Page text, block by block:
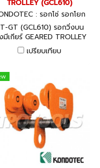
TROLLEY (GCL610)
: รอกโซ่ รอกโยก
รอกถ่วง KT-GT0.5T
GT (GCL610) รอกวิ่งบน
มีเกียร์ GEARED TROLLEY
ค้าจากประเทศญี่ปุ่น พร้อมใบ
CERTIFICATE GUARANTEE
เปรียบเทียบ